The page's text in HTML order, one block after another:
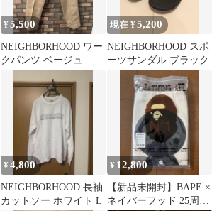
¥5,500
NEIGHBORHOOD ワー
クパンツ ベージュ
現在 ¥5,200
NEIGHBORHOOD スポ
ーツサンダル ブラック
¥4,800
NEIGHBORHOOD 長袖
カットソー ホワイト L
¥ 12,800
【新品未開封】BAPE ×
ネイバーフッド 25周年